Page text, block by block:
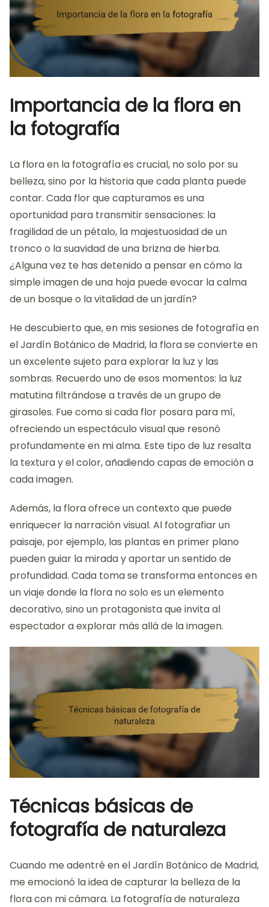
Importancia de la flora en
la fotografía
La flora en la fotografía es crucial, no solo por su
belleza, sino por la historia que cada planta puede
contar. Cada flor que capturamos es una
oportunidad para transmitir sensaciones: la
fragilidad de un pétalo, la majestuosidad de un
tronco o la suavidad de una brizna de hierba.
¿Alguna vez te has detenido a pensar en cómo la
simple imagen de una hoja puede evocar la calma
de un bosque o la vitalidad de un jardín?
He descubierto que, en mis sesiones de fotografía en
el Jardín Botánico de Madrid, la flora se convierte en
un excelente sujeto para explorar la luz y las
sombras. Recuerdo uno de esos momentos: la luz
matutina filtrándose a través de un grupo de
girasoles. Fue como si cada flor posara para mí,
ofreciendo un espectáculo visual que resonó
profundamente en mi alma. Este tipo de luz resalta
la textura y el color, añadiendo capas de emoción a
cada imagen.
Además, la flora ofrece un contexto que puede
enriquecer la narración visual. Al fotografiar un
paisaje, por ejemplo, las plantas en primer plano
pueden guiar la mirada y aportar un sentido de
profundidad. Cada toma se transforma entonces en
un viaje donde la flora no solo es un elemento
decorativo, sino un protagonista que invita al
espectador a explorar más allá de la imagen.
Técnicas básicas de
fotografía de naturaleza
Cuando me adentré en el Jardín Botánico de Madrid,
me emocionó la idea de capturar la belleza de la
flora con mi cámara. La fotografía de naturaleza